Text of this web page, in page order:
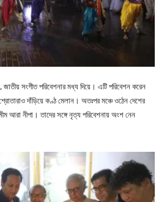
সংগীত পরিবেশনার মধ্য দিয়ে। এটি পরিবেশন করেন
দাঁড়িয়ে কণ্ঠ মেলান। অতঃপর মঞ্চে ওঠেন দেশের
আরা নীপা। তাদের সঙ্গে নৃত্য পরিবেশনায় অংশ নেন